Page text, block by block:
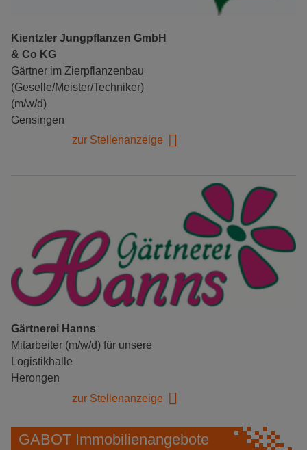
Kientzler Jungpflanzen GmbH
& Co KG
Gärtner im Zierpflanzenbau
(Geselle/Meister/Techniker)
(m/w/d)
Gensingen
zur Stellenanzeige
Gärtnerei Hanns
Mitarbeiter (m/w/d) für unsere
Logistikhalle
Herongen
zur Stellenanzeige
GABOT Immobilienangebote